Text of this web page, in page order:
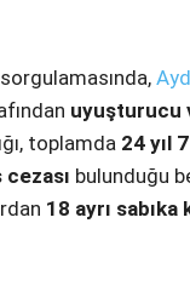
uyuşturucu
toplamda 24 yıl
bulunduğu
18 ayrı sabıka